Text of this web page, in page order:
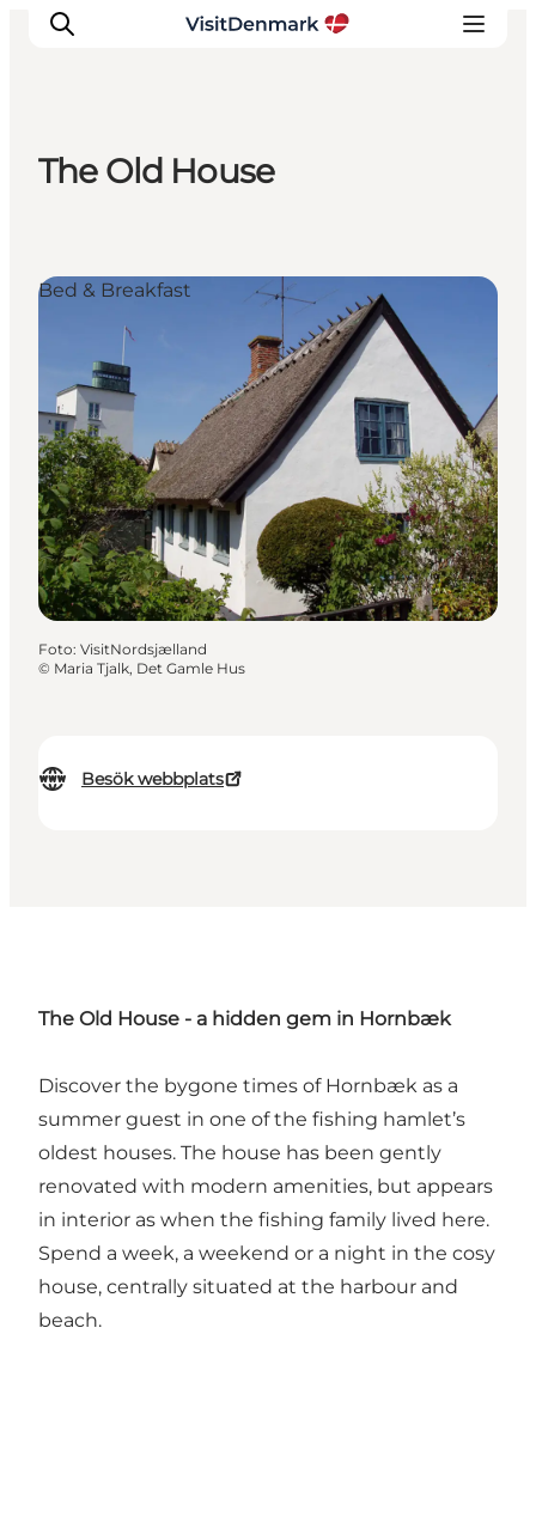
Aktiviteter
Övernatta
Planera resan
The Old House
Besök webbplats
Bed & Breakfast
Foto: VisitNordsjælland
© Maria Tjalk, Det Gamle Hus
The Old House - a hidden gem in Hornbæk
Discover the bygone times of Hornbæk as a
summer guest in one of the fishing hamlet’s
oldest houses. The house has been gently
renovated with modern amenities, but appears
in interior as when the fishing family lived here.
Spend a week, a weekend or a night in the cosy
house, centrally situated at the harbour and
beach.